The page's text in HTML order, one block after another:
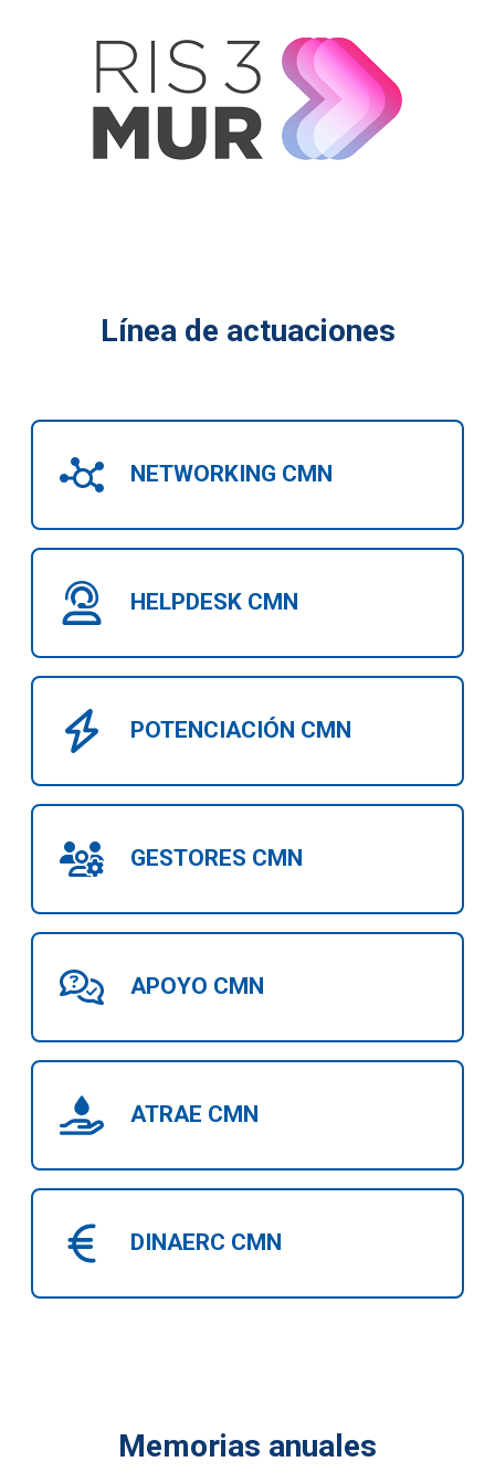
Línea de actuaciones
NETWORKING CMN
HELPDESK CMN
POTENCIACIÓN CMN
GESTORES CMN
APOYO CMN
ATRAE CMN
DINAERC CMN
Memorias anuales